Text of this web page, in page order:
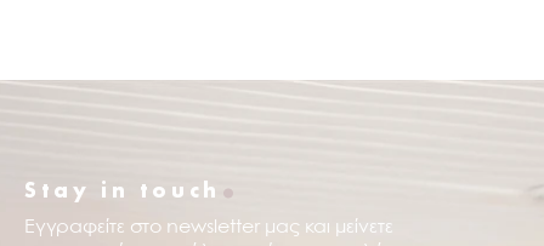
Stay in touch .
Εγγραφείτε στο newsletter μας και μείνετε